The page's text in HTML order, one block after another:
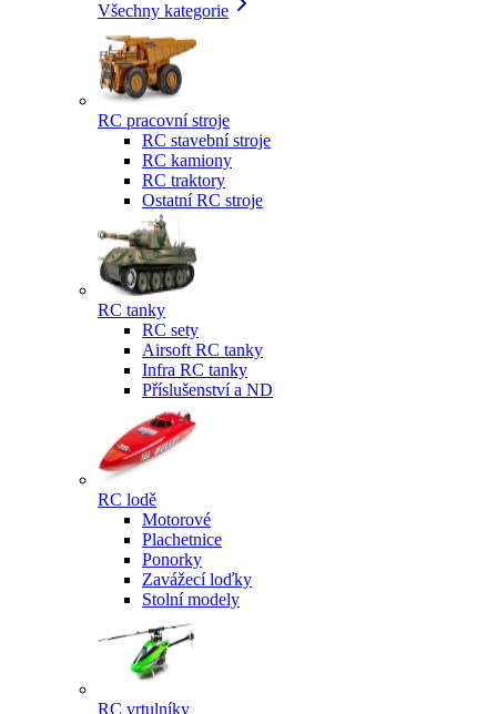
Všechny kategorie
RC pracovní stroje
RC stavební stroje
RC kamiony
RC traktory
Ostatní RC stroje
RC tanky
RC sety
Airsoft RC tanky
Infra RC tanky
Příslušenství a ND
RC lodě
Motorové
Plachetnice
Ponorky
Zavážecí loďky
Stolní modely
RC vrtulníky